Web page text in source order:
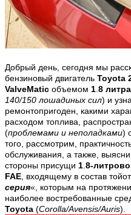
Добрый день, сегодня мы
бензиновый двигатель Toyota
ValveMatic объемом 1 8 литра
140/150 лошадиных сил) и
ремонтопригоден, какими
расходом топлива,
(проблемами и неполадками)
того, рассмотрим,
обслуживания, а также,
стороны присущи 1 8-
FAE , входящему в состав
серия«, которым на
наиболее востребованные
Toyota (Corolla/Avensis/Auris).